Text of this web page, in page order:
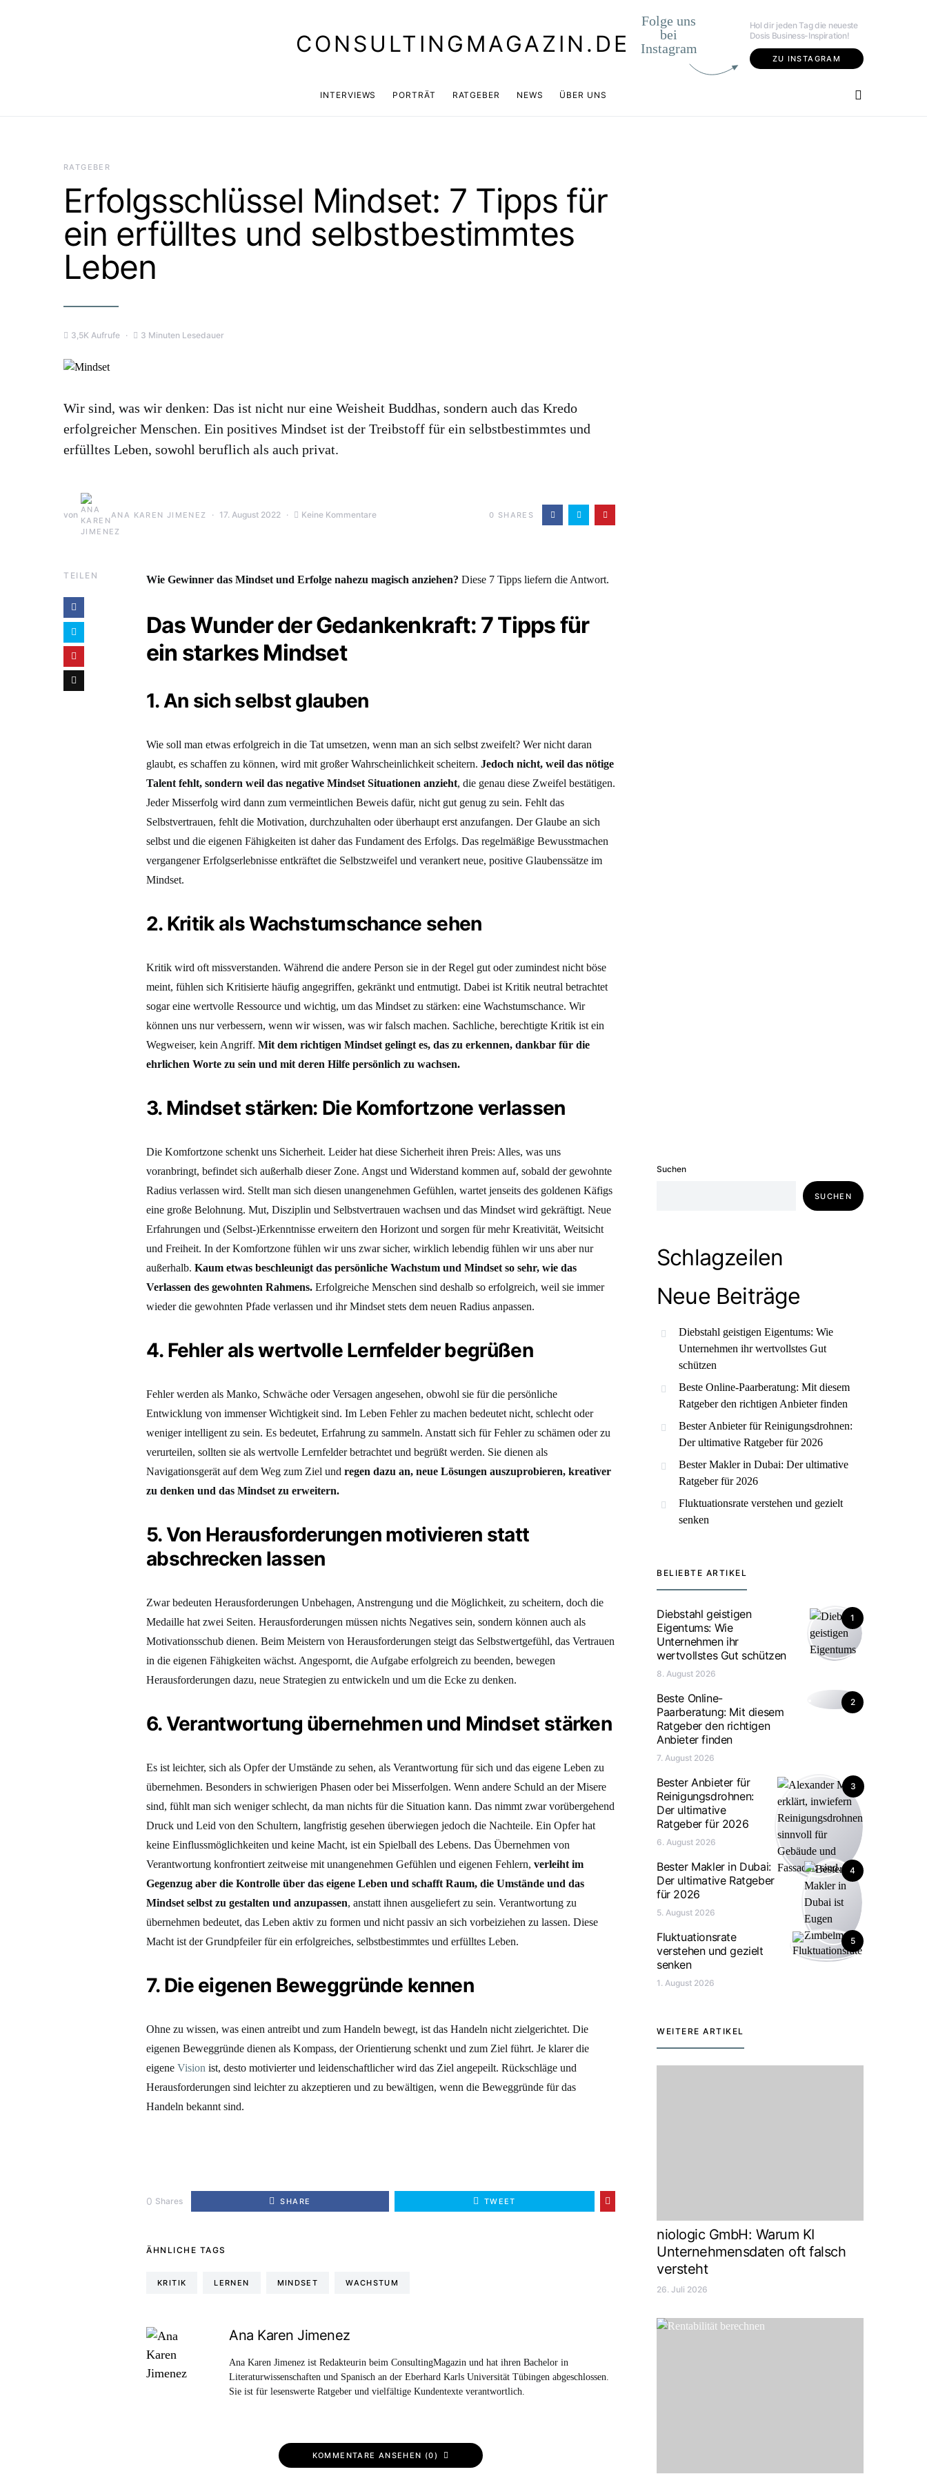
CONSULTINGMAGAZIN.DE
Folge uns
bei
Instagram
Hol dir jeden Tag die neueste
Dosis Business-Inspiration!
ZU INSTAGRAM
INTERVIEWS PORTRÄT RATGEBER NEWS ÜBER UNS
RATGEBER
Erfolgsschlüssel Mindset: 7 Tipps für
ein erfülltes und selbstbestimmtes
Leben
3,5K Aufrufe 3 Minuten Lesedauer
Wir sind, was wir denken: Das ist nicht nur eine Weisheit Buddhas, sondern auch das Kredo
erfolgreicher Menschen. Ein positives Mindset ist der Treibstoff für ein selbstbestimmtes und
erfülltes Leben, sowohl beruflich als auch privat.
von ANA KAREN JIMENEZ 17. August 2022 Keine Kommentare 0 SHARES
TEILEN Wie Gewinner das Mindset und Erfolge nahezu magisch anziehen? Diese 7 Tipps liefern die Antwort.
Das Wunder der Gedankenkraft: 7 Tipps für
ein starkes Mindset
1. An sich selbst glauben
Wie soll man etwas erfolgreich in die Tat umsetzen, wenn man an sich selbst zweifelt? Wer nicht daran
glaubt, es schaffen zu können, wird mit großer Wahrscheinlichkeit scheitern. Jedoch nicht, weil das nötige
Talent fehlt, sondern weil das negative Mindset Situationen anzieht, die genau diese Zweifel bestätigen.
Jeder Misserfolg wird dann zum vermeintlichen Beweis dafür, nicht gut genug zu sein. Fehlt das
Selbstvertrauen, fehlt die Motivation, durchzuhalten oder überhaupt erst anzufangen. Der Glaube an sich
selbst und die eigenen Fähigkeiten ist daher das Fundament des Erfolgs. Das regelmäßige Bewusstmachen
vergangener Erfolgserlebnisse entkräftet die Selbstzweifel und verankert neue, positive Glaubenssätze im
Mindset.
2. Kritik als Wachstumschance sehen
Kritik wird oft missverstanden. Während die andere Person sie in der Regel gut oder zumindest nicht böse
meint, fühlen sich Kritisierte häufig angegriffen, gekränkt und entmutigt. Dabei ist Kritik neutral betrachtet
sogar eine wertvolle Ressource und wichtig, um das Mindset zu stärken: eine Wachstumschance. Wir
können uns nur verbessern, wenn wir wissen, was wir falsch machen. Sachliche, berechtigte Kritik ist ein
Wegweiser, kein Angriff. Mit dem richtigen Mindset gelingt es, das zu erkennen, dankbar für die
ehrlichen Worte zu sein und mit deren Hilfe persönlich zu wachsen.
3. Mindset stärken: Die Komfortzone verlassen
Die Komfortzone schenkt uns Sicherheit. Leider hat diese Sicherheit ihren Preis: Alles, was uns
voranbringt, befindet sich außerhalb dieser Zone. Angst und Widerstand kommen auf, sobald der gewohnte
Radius verlassen wird. Stellt man sich diesen unangenehmen Gefühlen, wartet jenseits des goldenen Käfigs
eine große Belohnung. Mut, Disziplin und Selbstvertrauen wachsen und das Mindset wird gekräftigt. Neue
Erfahrungen und (Selbst-)Erkenntnisse erweitern den Horizont und sorgen für mehr Kreativität, Weitsicht
und Freiheit. In der Komfortzone fühlen wir uns zwar sicher, wirklich lebendig fühlen wir uns aber nur
außerhalb. Kaum etwas beschleunigt das persönliche Wachstum und Mindset so sehr, wie das
Verlassen des gewohnten Rahmens. Erfolgreiche Menschen sind deshalb so erfolgreich, weil sie immer
wieder die gewohnten Pfade verlassen und ihr Mindset stets dem neuen Radius anpassen.
4. Fehler als wertvolle Lernfelder begrüßen
Fehler werden als Manko, Schwäche oder Versagen angesehen, obwohl sie für die persönliche
Entwicklung von immenser Wichtigkeit sind. Im Leben Fehler zu machen bedeutet nicht, schlecht oder
weniger intelligent zu sein. Es bedeutet, Erfahrung zu sammeln. Anstatt sich für Fehler zu schämen oder zu
verurteilen, sollten sie als wertvolle Lernfelder betrachtet und begrüßt werden. Sie dienen als
Navigationsgerät auf dem Weg zum Ziel und regen dazu an, neue Lösungen auszuprobieren, kreativer
zu denken und das Mindset zu erweitern.
5. Von Herausforderungen motivieren statt
abschrecken lassen
Zwar bedeuten Herausforderungen Unbehagen, Anstrengung und die Möglichkeit, zu scheitern, doch die
Medaille hat zwei Seiten. Herausforderungen müssen nichts Negatives sein, sondern können auch als
Motivationsschub dienen. Beim Meistern von Herausforderungen steigt das Selbstwertgefühl, das Vertrauen
in die eigenen Fähigkeiten wächst. Angespornt, die Aufgabe erfolgreich zu beenden, bewegen
Herausforderungen dazu, neue Strategien zu entwickeln und um die Ecke zu denken.
6. Verantwortung übernehmen und Mindset stärken
Es ist leichter, sich als Opfer der Umstände zu sehen, als Verantwortung für sich und das eigene Leben zu
übernehmen. Besonders in schwierigen Phasen oder bei Misserfolgen. Wenn andere Schuld an der Misere
sind, fühlt man sich weniger schlecht, da man nichts für die Situation kann. Das nimmt zwar vorübergehend
Druck und Leid von den Schultern, langfristig gesehen überwiegen jedoch die Nachteile. Ein Opfer hat
keine Einflussmöglichkeiten und keine Macht, ist ein Spielball des Lebens. Das Übernehmen von
Verantwortung konfrontiert zeitweise mit unangenehmen Gefühlen und eigenen Fehlern, verleiht im
Gegenzug aber die Kontrolle über das eigene Leben und schafft Raum, die Umstände und das
Mindset selbst zu gestalten und anzupassen, anstatt ihnen ausgeliefert zu sein. Verantwortung zu
übernehmen bedeutet, das Leben aktiv zu formen und nicht passiv an sich vorbeiziehen zu lassen. Diese
Macht ist der Grundpfeiler für ein erfolgreiches, selbstbestimmtes und erfülltes Leben.
7. Die eigenen Beweggründe kennen
Ohne zu wissen, was einen antreibt und zum Handeln bewegt, ist das Handeln nicht zielgerichtet. Die
eigenen Beweggründe dienen als Kompass, der Orientierung schenkt und zum Ziel führt. Je klarer die
eigene Vision ist, desto motivierter und leidenschaftlicher wird das Ziel angepeilt. Rückschläge und
Herausforderungen sind leichter zu akzeptieren und zu bewältigen, wenn die Beweggründe für das
Handeln bekannt sind.
0 Shares SHARE TWEET
ÄHNLICHE TAGS
KRITIK LERNEN MINDSET WACHSTUM
Ana Karen Jimenez
Ana Karen Jimenez ist Redakteurin beim ConsultingMagazin und hat ihren Bachelor in
Literaturwissenschaften und Spanisch an der Eberhard Karls Universität Tübingen abgeschlossen.
Sie ist für lesenswerte Ratgeber und vielfältige Kundentexte verantwortlich.
KOMMENTARE ANSEHEN (0)
Suchen
SUCHEN
Schlagzeilen
Neue Beiträge
Diebstahl geistigen Eigentums: Wie
Unternehmen ihr wertvollstes Gut
schützen
Beste Online-Paarberatung: Mit diesem
Ratgeber den richtigen Anbieter finden
Bester Anbieter für Reinigungsdrohnen:
Der ultimative Ratgeber für 2026
Bester Makler in Dubai: Der ultimative
Ratgeber für 2026
Fluktuationsrate verstehen und gezielt
senken
BELIEBTE ARTIKEL
1
Diebstahl geistigen
Eigentums: Wie
Unternehmen ihr
wertvollstes Gut schützen
8. August 2026
2
Beste Online-
Paarberatung: Mit diesem
Ratgeber den richtigen
Anbieter finden
7. August 2026
3
Bester Anbieter für
Reinigungsdrohnen:
Der ultimative
Ratgeber für 2026
6. August 2026
4
Bester Makler in Dubai:
Der ultimative Ratgeber
für 2026
5. August 2026
5
Fluktuationsrate
verstehen und gezielt
senken
1. August 2026
WEITERE ARTIKEL
niologic GmbH: Warum KI
Unternehmensdaten oft falsch
versteht
26. Juli 2026